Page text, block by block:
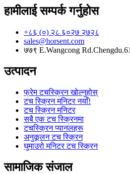
हामीलाई सम्पर्क गर्नुहोस
+८६ (०) २८ ६०२७ २७२८
sales@horsent.com
७७९ E.Wangcong
उत्पादन
फ्रेम टचस्क्रिन खोल्नुहोस्
टच स्क्रिन मनिटर नयाँ!
टच स्क्रिन मनिटर
सबै एक टच स्क्रिनमा
टचस्क्रिन प्यानलहरू
अनुकूलन टच स्क्रिन
घुमाउरो मनिटर टच स्क्रिन
सामाजिक संजाल